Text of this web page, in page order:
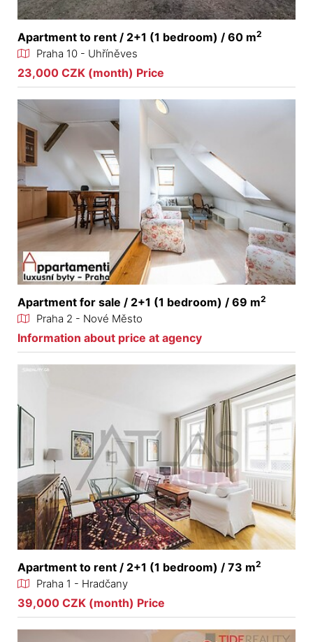
Apartment to rent / 2+1 (1 bedroom) / 60 m2
Praha 10 - Uhříněves
23,000 CZK (month) Price
Apartment for sale / 2+1 (1 bedroom) / 69 m2
Praha 2 - Nové Město
Information about price at agency
Apartment to rent / 2+1 (1 bedroom) / 73 m2
Praha 1 - Hradčany
39,000 CZK (month) Price